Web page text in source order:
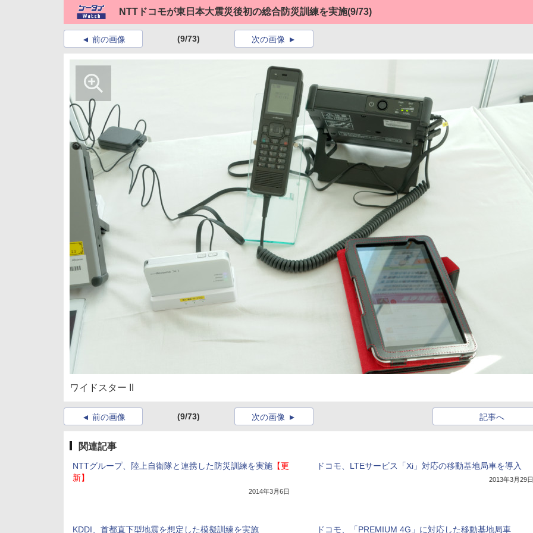
NTTドコモが東日本大震災後初の総合防災訓練を実施(9/73)
前の画像 (9/73) 次の画像
ワイドスター II
前の画像 (9/73) 記事へ
次の画像
関連記事
NTTグループ、陸上自衛隊と連携した防災訓練を実施 【更
新】
2014年3月6日
ドコモ、LTEサービス「Xi」対応の移動基地局車を導入
2013年3月29日
KDDI、首都直下型地震を想定した模擬訓練を実施 ドコモ、「PREMIUM 4G」に対応した移動基地局車